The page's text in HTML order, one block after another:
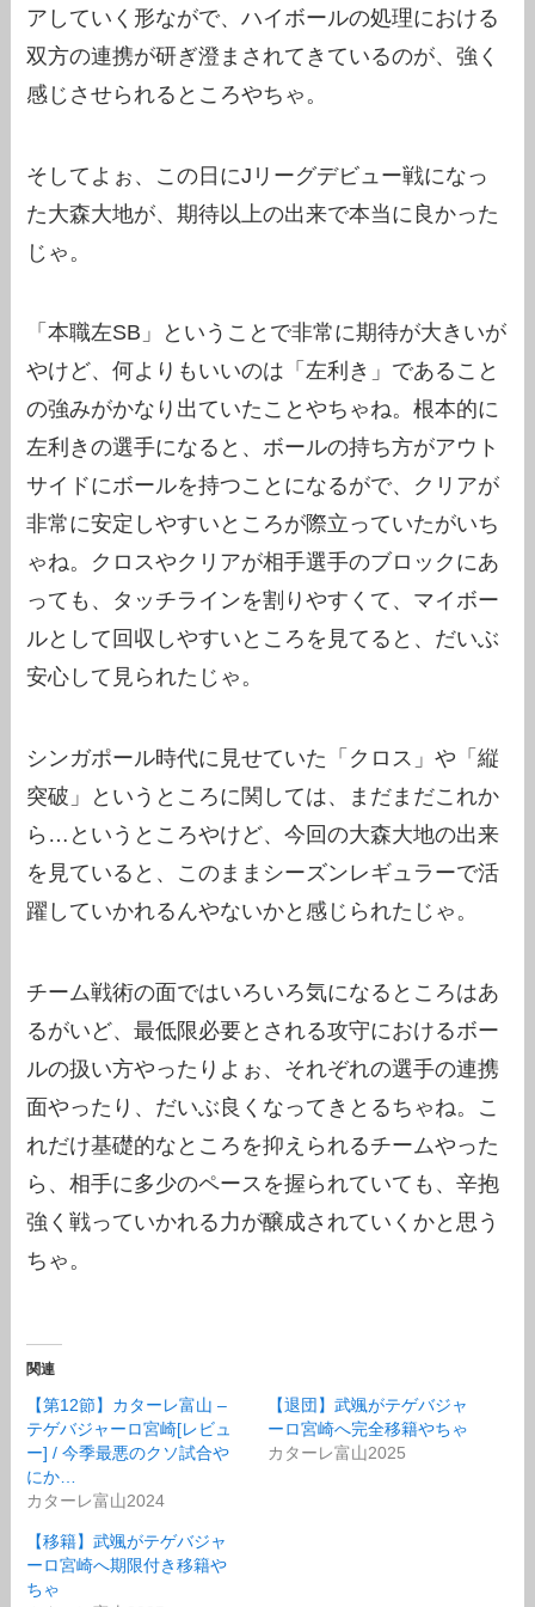
アしていく形ながで、ハイボールの処理における
双方の連携が研ぎ澄まされてきているのが、強く
感じさせられるところやちゃ。
そしてよぉ、この日にJリーグデビュー戦になっ
た大森大地が、期待以上の出来で本当に良かった
じゃ。
「本職左SB」ということで非常に期待が大きいが
やけど、何よりもいいのは「左利き」であること
の強みがかなり出ていたことやちゃね。根本的に
左利きの選手になると、ボールの持ち方がアウト
サイドにボールを持つことになるがで、クリアが
非常に安定しやすいところが際立っていたがいち
ゃね。クロスやクリアが相手選手のブロックにあ
っても、タッチラインを割りやすくて、マイボー
ルとして回収しやすいところを見てると、だいぶ
安心して見られたじゃ。
シンガポール時代に見せていた「クロス」や「縦
突破」というところに関しては、まだまだこれか
ら…というところやけど、今回の大森大地の出来
を見ていると、このままシーズンレギュラーで活
躍していかれるんやないかと感じられたじゃ。
チーム戦術の面ではいろいろ気になるところはあ
るがいど、最低限必要とされる攻守におけるボー
ルの扱い方やったりよぉ、それぞれの選手の連携
面やったり、だいぶ良くなってきとるちゃね。こ
れだけ基礎的なところを抑えられるチームやった
ら、相手に多少のペースを握られていても、辛抱
強く戦っていかれる力が醸成されていくかと思う
ちゃ。
関連
【第12節】カターレ富山 –
テゲバジャーロ宮崎[レビュ
ー] / 今季最悪のクソ試合や
にか…
カターレ富山2024
【退団】武颯がテゲバジャ
ーロ宮崎へ完全移籍やちゃ
カターレ富山2025
【移籍】武颯がテゲバジャ
ーロ宮崎へ期限付き移籍や
ちゃ